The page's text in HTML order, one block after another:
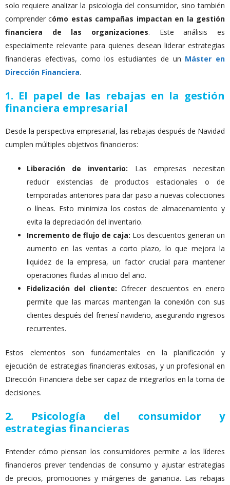
solo requiere analizar la psicología del consumidor, sino también
comprender cómo estas campañas impactan en la gestión
financiera de las organizaciones. Este análisis es
especialmente relevante para quienes desean liderar estrategias
financieras efectivas, como los estudiantes de un Máster en
Dirección Financiera.
1. El papel de las rebajas en la gestión
financiera empresarial
Desde la perspectiva empresarial, las rebajas después de Navidad
cumplen múltiples objetivos financieros:
Liberación de inventario: Las empresas necesitan
reducir existencias de productos estacionales o de
temporadas anteriores para dar paso a nuevas colecciones
o líneas. Esto minimiza los costos de almacenamiento y
evita la depreciación del inventario.
Incremento de flujo de caja: Los descuentos generan un
aumento en las ventas a corto plazo, lo que mejora la
liquidez de la empresa, un factor crucial para mantener
operaciones fluidas al inicio del año.
Fidelización del cliente: Ofrecer descuentos en enero
permite que las marcas mantengan la conexión con sus
clientes después del frenesí navideño, asegurando ingresos
recurrentes.
Estos elementos son fundamentales en la planificación y
ejecución de estrategias financieras exitosas, y un profesional en
Dirección Financiera debe ser capaz de integrarlos en la toma de
decisiones.
2. Psicología del consumidor y
estrategias financieras
Entender cómo piensan los consumidores permite a los líderes
financieros prever tendencias de consumo y ajustar estrategias
de precios, promociones y márgenes de ganancia. Las rebajas